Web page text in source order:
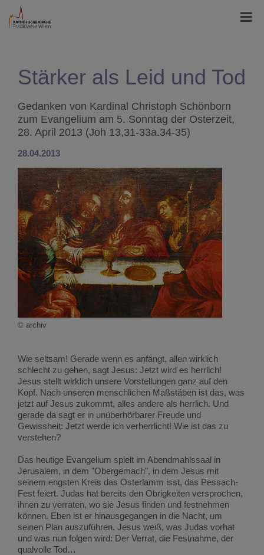
Stärker als Leid und Tod
Gedanken von Kardinal Christoph Schönborn
zum Evangelium am 5. Sonntag der Osterzeit,
28. April 2013 (Joh 13,31-33a.34-35)
28.04.2013
© archiv
Wie seltsam! Gerade wenn es anfängt, allen wirklich
schlecht zu gehen, sagt Jesus: Jetzt wird es herrlich!
Jesus stellt wirklich unsere Vorstellungen ganz auf den
Kopf. Nach unseren menschlichen Maßstäben ist das, was
jetzt auf Jesus zukommt, alles andere als herrlich. Und
gerade da sagt er in unüberhörbarer Freude und
Gewissheit: Jetzt werde ich verherrlicht! Wie ist das zu
verstehen?
Das heutige Evangelium spielt im Abendmahlssaal in
Jerusalem, in dem "Obergemach", in dem Jesus mit
seinem engsten Kreis das Osterlamm isst, das Pessach-
Fest feiert. Judas hat bereits den Obrigkeiten versprochen,
ihnen zu verraten, wo sie Jesus finden und festnehmen
können. Eben ist er hinausgegangen in die Nacht, um
seinen Plan auszuführen. Jesus weiß, was Judas vorhat
und was nun folgen wird: Der Verrat, die Festnahme, der
qualvolle Tod…